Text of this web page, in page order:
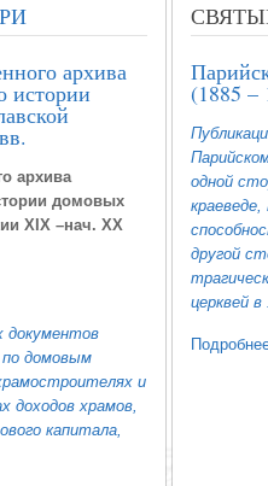
архива
истории
архива
домовых
XIX –нач. ХХ
документов
по домовым
и
доходов храмов,
капитала,
(1885 –
одной
другой
церквей в